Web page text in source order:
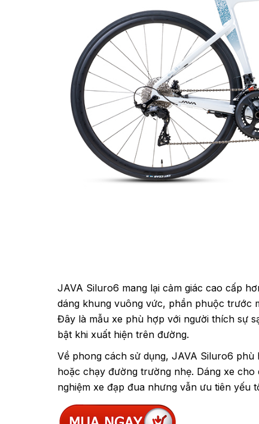
JAVA Siluro6 mang lại cảm giác cao cấp
dáng khung vuông vức, phần phuộc trước
Đây là mẫu xe phù hợp với người thích sự
bật khi xuất hiện trên đường.
Về phong cách sử dụng, JAVA Siluro6
hoặc chạy đường trường nhẹ. Dáng xe
nghiệm xe đạp đua nhưng vẫn ưu tiên yếu